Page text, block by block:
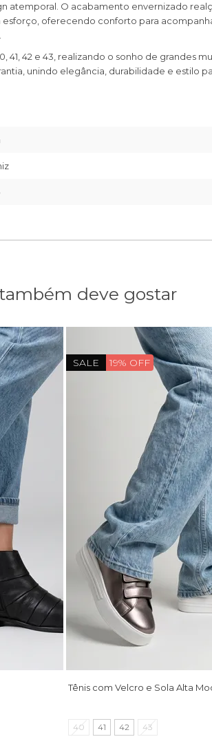
O acabamento envernizado
oferecendo conforto para
42 e 43, realizando o sonho de grandes
unindo elegância, durabilidade e estilo
deve gostar
SALE 19% OFF
Tênis com Velcro e Sola Alta
40 41 42 43